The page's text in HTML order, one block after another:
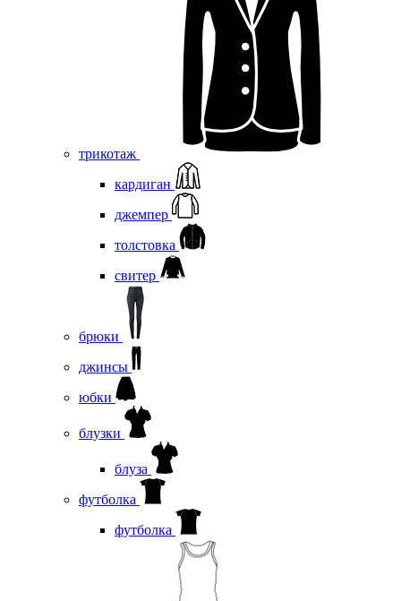
трикотаж
кардиган
джемпер
толстовка
свитер
брюки
джинсы
юбки
блузки
блуза
футболка
футболка